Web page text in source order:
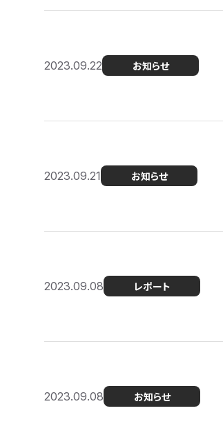
2023.09.22 お知らせ
2023.09.21 お知らせ
2023.09.08 レポート
2023.09.08 お知らせ